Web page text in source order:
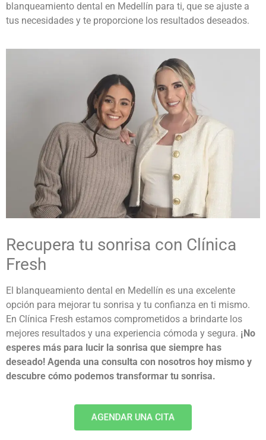
blanqueamiento dental en Medellín para ti, que se ajuste a
tus necesidades y te proporcione los resultados deseados.
Recupera tu sonrisa con Clínica
Fresh
El blanqueamiento dental en Medellín es una excelente
opción para mejorar tu sonrisa y tu confianza en ti mismo.
En Clínica Fresh estamos comprometidos a brindarte los
mejores resultados y una experiencia cómoda y segura. ¡No
esperes más para lucir la sonrisa que siempre has
deseado! Agenda una consulta con nosotros hoy mismo y
descubre cómo podemos transformar tu sonrisa.
AGENDAR UNA CITA